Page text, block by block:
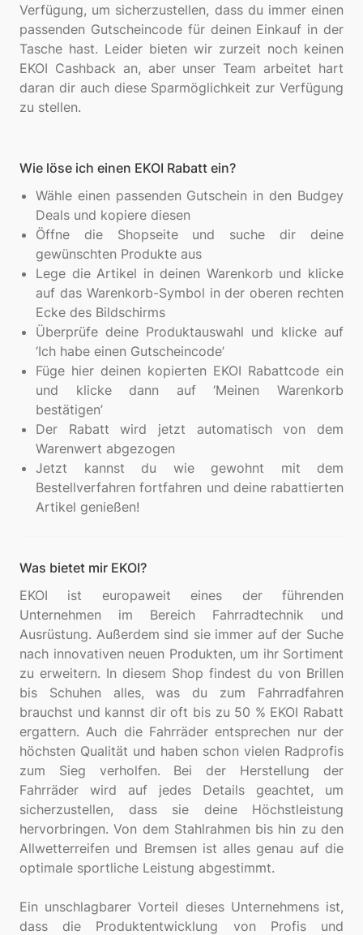
Verfügung, um sicherzustellen, dass du immer einen
passenden Gutscheincode für deinen Einkauf in der
Tasche hast. Leider bieten wir zurzeit noch keinen
EKOI Cashback an, aber unser Team arbeitet hart
daran dir auch diese Sparmöglichkeit zur Verfügung
Wie löse ich einen EKOI Rabatt ein?
Wähle einen passenden Gutschein in den Budgey
Deals und kopiere diesen
Öffne die Shopseite und suche dir deine
gewünschten Produkte aus
Lege die Artikel in deinen Warenkorb und klicke
auf das Warenkorb-Symbol in der oberen rechten
Ecke des Bildschirms
Überprüfe deine Produktauswahl und klicke auf
‘Ich habe einen Gutscheincode’
Füge hier deinen kopierten EKOI Rabattcode ein
und klicke dann auf ‘Meinen Warenkorb
bestätigen’
Der Rabatt wird jetzt automatisch von dem
Warenwert abgezogen
Jetzt kannst du wie gewohnt mit dem
Bestellverfahren fortfahren und deine rabattierten
Artikel genießen!
Was bietet mir EKOI?
EKOI ist europaweit eines der führenden
Unternehmen im Bereich Fahrradtechnik und
Ausrüstung. Außerdem sind sie immer auf der Suche
nach innovativen neuen Produkten, um ihr Sortiment
zu erweitern. In diesem Shop findest du von Brillen
bis Schuhen alles, was du zum Fahrradfahren
brauchst und kannst dir oft bis zu 50 % EKOI Rabatt
ergattern. Auch die Fahrräder entsprechen nur der
höchsten Qualität und haben schon vielen Radprofis
zum Sieg verholfen. Bei der Herstellung der
Fahrräder wird auf jedes Details geachtet, um
sicherzustellen, dass sie deine Höchstleistung
hervorbringen. Von dem Stahlrahmen bis hin zu den
Allwetterreifen und Bremsen ist alles genau auf die
optimale sportliche Leistung abgestimmt.
Ein unschlagbarer Vorteil dieses Unternehmens ist,
dass die Produktentwicklung von Profis und